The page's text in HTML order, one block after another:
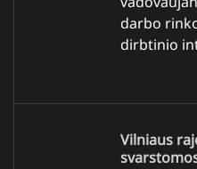
darbo
dirbtinio
Vilniaus